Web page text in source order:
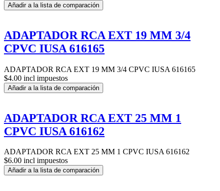
Añadir a la lista de comparación
ADAPTADOR RCA EXT 19 MM 3/4
CPVC IUSA 616165
ADAPTADOR RCA EXT 19 MM 3/4 CPVC IUSA 616165
$4.00 incl impuestos
Añadir a la lista de comparación
ADAPTADOR RCA EXT 25 MM 1
CPVC IUSA 616162
ADAPTADOR RCA EXT 25 MM 1 CPVC IUSA 616162
$6.00 incl impuestos
Añadir a la lista de comparación